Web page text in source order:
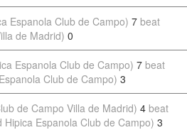
Espanola Club de Campo) 7 beat
de Madrid) 0
Espanola Club de Campo) 7 beat
Club de Campo) 3
de Campo Villa de Madrid) 4 beat
Hipica Espanola Club de Campo) 3